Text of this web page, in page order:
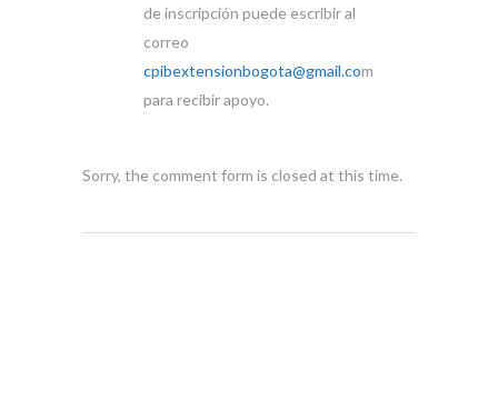
de inscripción puede escribir al
correo
cpibextensionbogota@gmail.com
para recibir apoyo.
Sorry, the comment form is closed at this time.